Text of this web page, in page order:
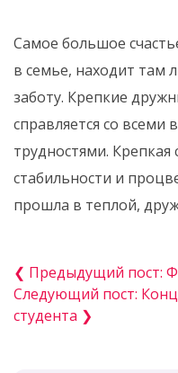
Самое большое
в семье, находит там
заботу. Крепкие
справляется со
трудностями. Крепкая
стабильности и
прошла в теплой,
❮ Предыдущий пост:
Следующий пост:
студента ❯